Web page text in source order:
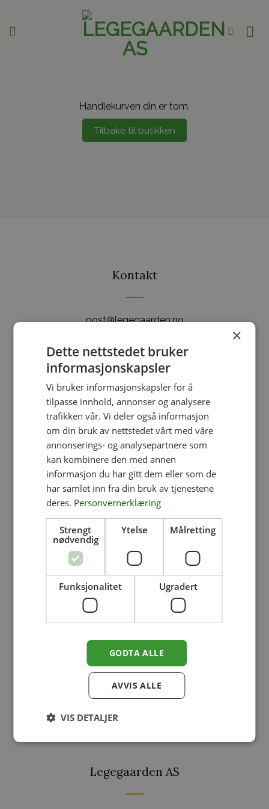
content
Handlekurven din er tom.
Tilbake til butikken
Kontakt
post@legegaarden.no
Kontaktskjema
Greåkerveien 149, 1718 Greåker
Produktkategorier
Fontener
Fuglebad
Hagemøbler
Hageurner
Hageplan
Hageredskaper
Hagebelysning
Paviljonger
Roseportaler
Statuer
Legegaarden AS
×
Dette nettstedet bruker
informasjonskapsler
Vi bruker informasjonskapsler for å
tilpasse innhold, annonser og analysere
trafikken vår. Vi deler også informasjon
om din bruk av nettstedet vårt med våre
annonserings- og analysepartnere som
kan kombinere den med annen
informasjon du har gitt dem eller som de
har samlet inn fra din bruk av tjenestene
deres. Personvernerklæring
Strengt
nødvendig
Ytelse Målretting
Funksjonalitet Ugradert
GODTA ALLE
AVVIS ALLE
VIS DETALJER